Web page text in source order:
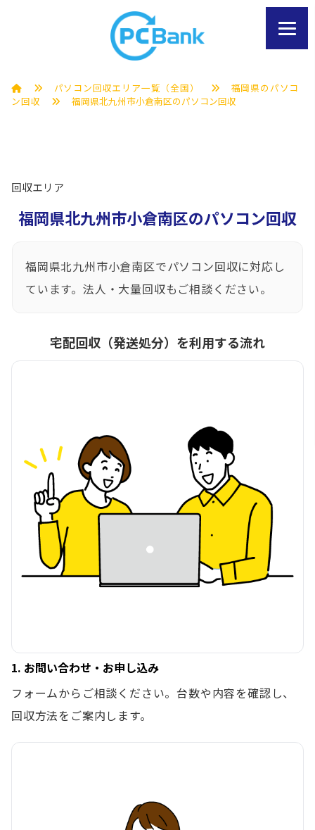
パソコン回収エリア一覧（全国）
福岡県のパソコ
ン回収
福岡県北九州市小倉南区のパソコン回収
回収エリア
福岡県北九州市小倉南区のパソコン回収
福岡県北九州市小倉南区でパソコン回収に対応し
ています。法人・大量回収もご相談ください。
宅配回収（発送処分）を利用する流れ
1. お問い合わせ・お申し込み
フォームからご相談ください。台数や内容を確認し、
回収方法をご案内します。